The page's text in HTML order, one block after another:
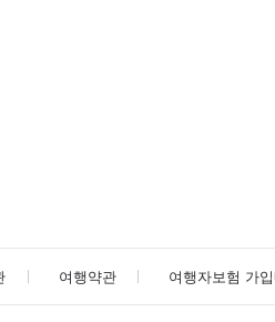
여행약관 여행자보험 가